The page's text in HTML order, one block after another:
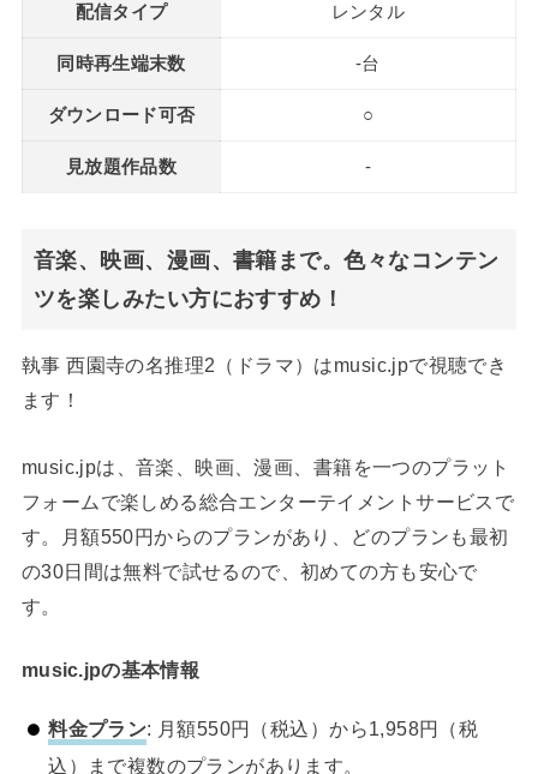
配信タイプ レンタル
同時再生端末数 -台
ダウンロード可否 ○
見放題作品数 -
音楽、映画、漫画、書籍まで。色々なコンテン
ツを楽しみたい方におすすめ！
執事 西園寺の名推理2（ドラマ）はmusic.jpで視聴でき
ます！
music.jpは、音楽、映画、漫画、書籍を一つのプラット
フォームで楽しめる総合エンターテイメントサービスで
す。月額550円からのプランがあり、どのプランも最初
の30日間は無料で試せるので、初めての方も安心で
す。
music.jpの基本情報
料金プラン: 月額550円（税込）から1,958円（税
込）まで複数のプランがあります。